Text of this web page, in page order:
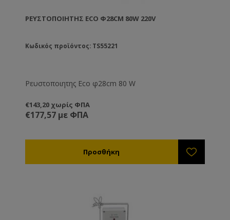
ΡΕΥΣΤΟΠΟΙΗΤΗΣ ECO Φ28CM 80W 220V
Κωδικός προϊόντος: TS55221
Ρευστοποιητης Eco φ28cm 80 W
€143,20 χωρίς ΦΠΑ
€177,57 με ΦΠΑ